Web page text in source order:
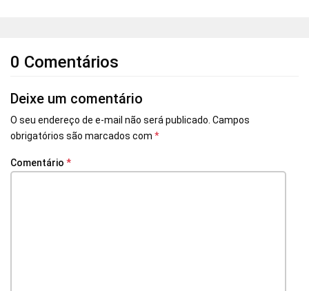
0 Comentários
Deixe um comentário
O seu endereço de e-mail não será publicado. Campos
obrigatórios são marcados com *
Comentário *